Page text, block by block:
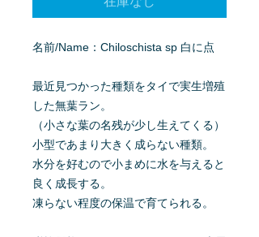
名前/Name：Chiloschista sp 白に点
最近見つかった種類をタイで実生増殖
した無葉ラン。
（小さな葉の名残が少し生えてくる）
小型であまり大きく成らない種類。
水分を好むので小まめに水を与えると
良く成長する。
凍らない程度の保温で育てられる。